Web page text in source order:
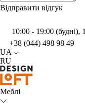
Відправити відгук
10:00 - 19:00 (будні),
+38 (044) 498 98 49
UA
RU
Меблі